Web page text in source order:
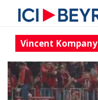
Vincent Kompany